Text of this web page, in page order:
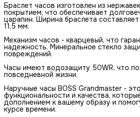
Браслет часов изготовлен из
покрытием, что обеспечивает
царапин. Ширина браслета
11,5 мм.
Механизм часов - кварцевый, что
надежность. Минеральное стекло
повреждений.
Часы имеют водозащиту 50WR, что
повседневной жизни.
Наручные часы BOSS Grandmaster -
функциональности и качества,
дополнением к вашему образу и
курсе времени.